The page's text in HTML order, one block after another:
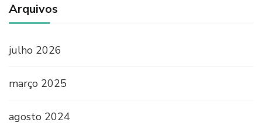
Arquivos
julho 2026
março 2025
agosto 2024